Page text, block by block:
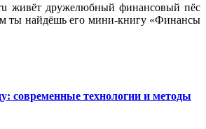
живёт дружелюбный финансовый пёс
ты найдёшь его мини‑книгу «Финансы
современные технологии и методы